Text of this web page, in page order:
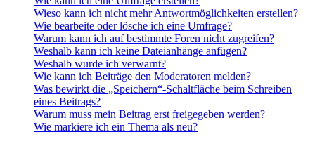
Wieso kann ich nicht mehr Antwortmöglichkeiten erstellen?
Wie bearbeite oder lösche ich eine Umfrage?
Warum kann ich auf bestimmte Foren nicht zugreifen?
Weshalb kann ich keine Dateianhänge anfügen?
Weshalb wurde ich verwarnt?
Wie kann ich Beiträge den Moderatoren melden?
Was bewirkt die „Speichern“-Schaltfläche beim Schreiben
eines Beitrags?
Warum muss mein Beitrag erst freigegeben werden?
Wie markiere ich ein Thema als neu?